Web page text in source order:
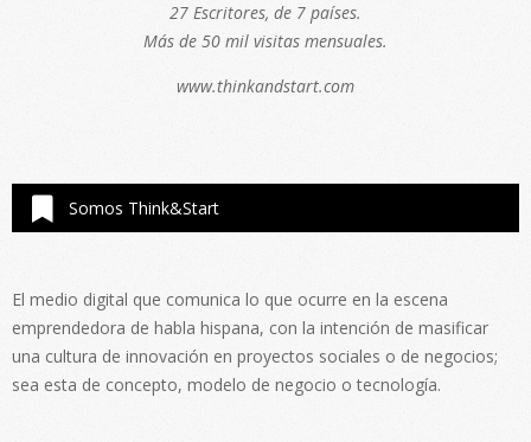
27 Escritores, de 7 países.
Más de 50 mil visitas mensuales.
www.thinkandstart.com
Somos Think&Start
El medio digital que comunica lo que ocurre en la escena
emprendedora de habla hispana, con la intención de masificar
una cultura de innovación en proyectos sociales o de negocios;
sea esta de concepto, modelo de negocio o tecnología.